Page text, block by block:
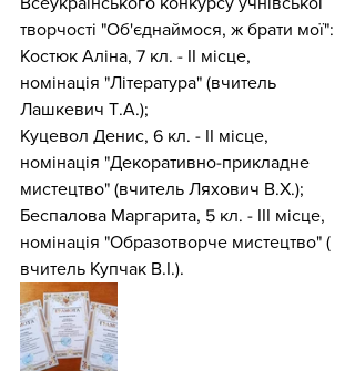
творчості "Об'єднаймося, ж брати мої":
Костюк Аліна, 7 кл. - ІІ місце,
номінація "Література" (вчитель
Лашкевич Т.А.);
Куцевол Денис, 6 кл. - ІІ місце,
номінація "Декоративно-прикладне
мистецтво" (вчитель Ляхович В.Х.);
Беспалова Маргарита, 5 кл. - ІІІ місце,
номінація "Образотворче мистецтво" (
вчитель Купчак В.І.).